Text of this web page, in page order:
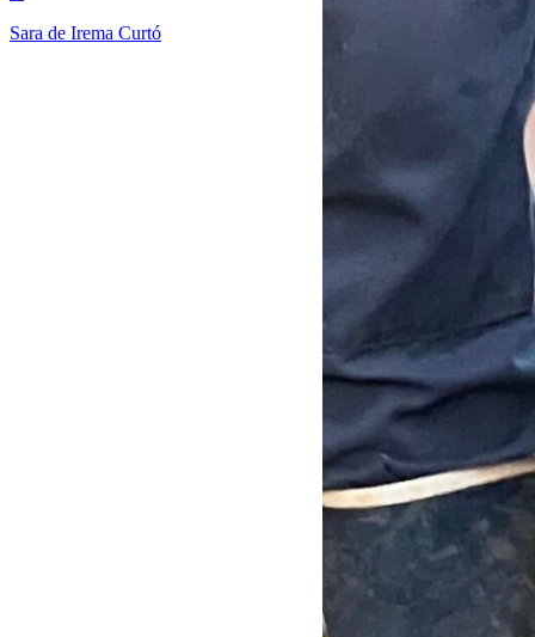
Sara de Irema Curtó